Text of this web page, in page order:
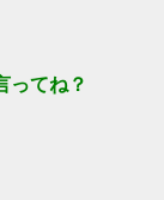
ってね？